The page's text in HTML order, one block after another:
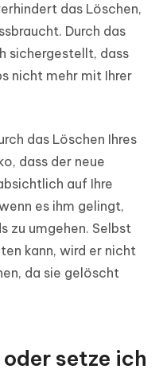
das Löschen,
Durch das
sichergestellt, dass
nicht mehr mit Ihrer
das Löschen Ihres
dass der neue
auf Ihre
es ihm gelingt,
zu umgehen. Selbst
kann, wird er nicht
da sie gelöscht
setze ich